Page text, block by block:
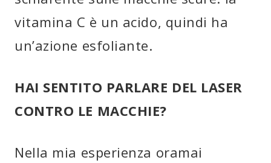
vitamina C è un acido, quindi ha
un’azione esfoliante.
HAI SENTITO PARLARE DEL LASER
CONTRO LE MACCHIE?
Nella mia esperienza oramai